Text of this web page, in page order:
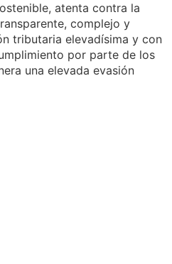
atenta contra la
complejo y
tributaria elevadísima y con
por parte de los
una elevada evasión